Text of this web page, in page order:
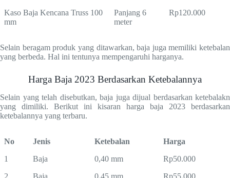
Kaso Baja Kencana Truss 100
mm
Panjang 6
meter
Rp120.000
Selain beragam produk yang ditawarkan, baja juga memiliki ketebalan
yang berbeda. Hal ini tentunya mempengaruhi harganya.
Harga Baja 2023 Berdasarkan Ketebalannya
Selain yang telah disebutkan, baja juga dijual berdasarkan ketebalakn
yang dimiliki. Berikut ini kisaran harga baja 2023 berdasarkan
ketebalannya yang terbaru.
No Jenis Ketebalan
Harga
1
Baja 0,40 mm
Rp50.000
2
Baja 0,45 mm
Rp55.000